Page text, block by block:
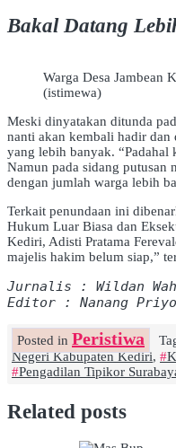
Bakal Datang
Warga Desa Jambean
(istimewa)
Meski dinyatakan ditunda
nanti akan kembali hadir
yang lebih banyak. “Padahal
Namun pada sidang putusan
dengan jumlah warga lebih
Terkait penundaan ini
Hukum Luar Biasa dan
Kediri, Adisti Pratama
majelis hakim belum siap,”
Jurnalis : Wildan
Editor : Nanang
Posted in Peristiwa
Negeri Kabupaten Kediri,
Pengadilan Tipikor
Related posts